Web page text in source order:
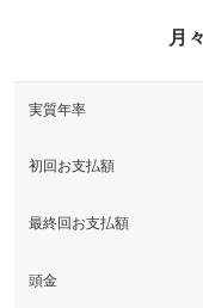
【清潔で快
パッケージ
カーフィー
面や浅い部
く、肌の奥
面や浅い部
備考
べ、分子が
月々
実質年率
初回お支払額
最終回お支払額
頭金